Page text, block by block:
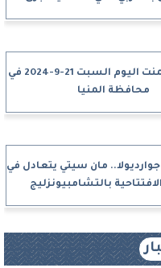
أسعار الأسمنت اليوم السبت 21-9-2024 في
محافظة المنيا
مان سيتي يتعادل في
بالتشامبيونزليج